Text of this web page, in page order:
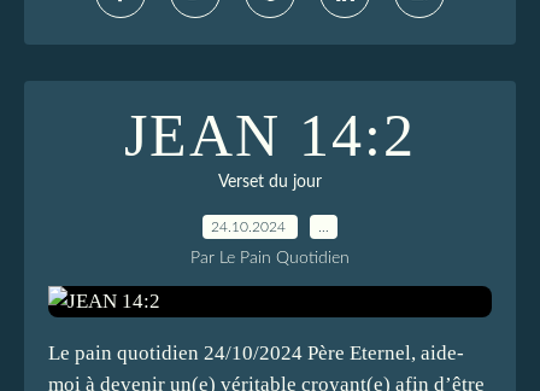
JEAN 14:2
Verset du jour
24.10.2024
Par Le Pain Quotidien
Le pain quotidien 24/10/2024 Père Eternel, aide-
moi à devenir un(e) véritable croyant(e) afin d’être